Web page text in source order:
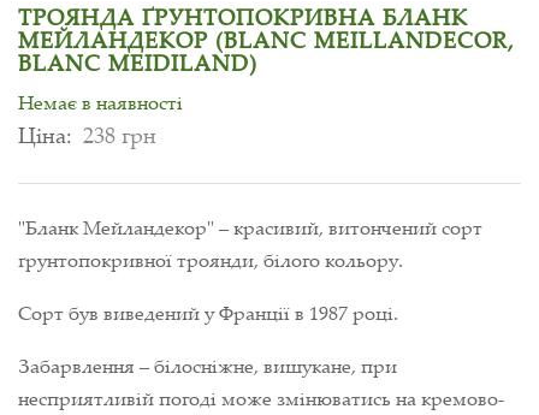
ТРОЯНДА ҐРУНТОПОКРИВНА БЛАНК
МЕЙЛАНДЕКОР (BLANC MEILLANDECOR,
BLANC MEIDILAND)
Немає в наявності
Ціна: 238 грн
"Бланк Мейландекор" – красивий, витончений сорт
ґрунтопокривної троянди, білого кольору.
Сорт був виведений у Франції в 1987 році.
Забарвлення – білосніжне, вишукане, при
несприятливій погоді може змінюватись на кремово-